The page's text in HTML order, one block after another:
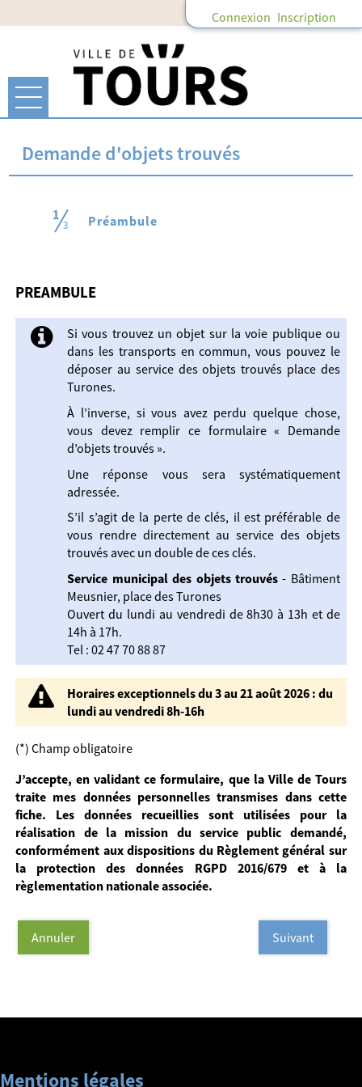
Connexion Inscription
Ouvrir le menu
Accueil
Mes demandes
Demande d'objets trouvés
1
3 Préambule(étape courante)
PREAMBULE
Si vous trouvez un objet sur la voie publique ou
dans les transports en commun, vous pouvez le
déposer au service des objets trouvés place des
Turones.
À l’inverse, si vous avez perdu quelque chose,
vous devez remplir ce formulaire « Demande
d’objets trouvés ».
Une réponse vous sera systématiquement
adressée.
S’il s’agit de la perte de clés, il est préférable de
vous rendre directement au service des objets
trouvés avec un double de ces clés.
Service municipal des objets trouvés- Bâtiment
Meusnier, place des Turones
Ouvert du lundi au vendredi de 8h30 à 13h et de
14h à 17h.
Tel : 02 47 70 88 87
Horaires exceptionnels du 3 au 21 août 2026 : du
lundi au vendredi 8h-16h
(*) Champ obligatoire
J’accepte, en validant ce formulaire, que la Ville de Tours
traite mes données personnelles transmises dans cette
fiche. Les données recueillies sont utilisées pour la
réalisation de la mission du service public demandé,
conformément aux dispositions du Règlement général sur
la protection des données RGPD 2016/679 et à la
règlementation nationale associée.
Suivant
Annuler
Mentions légales